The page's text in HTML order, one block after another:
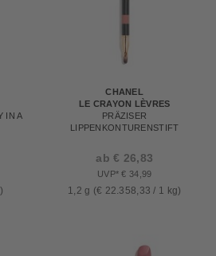
IN A
CHANEL
LE CRAYON LÈVRES
PRÄZISER
LIPPENKONTURENSTIFT
UVP* € 34,99
ab € 26,83
1,2 g (€ 22.358,33 / 1 kg)